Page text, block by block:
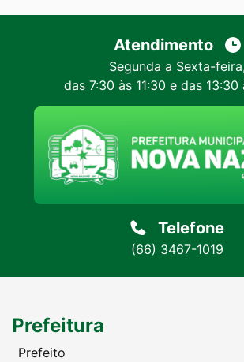
Atendimento
Segunda a Sexta-
das 7:30 às 11:30 e das 13:30
Telefone
(66) 3467-1019
Prefeitura
Prefeito